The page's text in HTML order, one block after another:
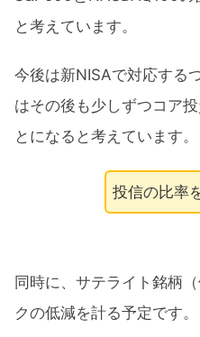
と考えています。
今後は新NISAで対応する
はその後も少しずつコア
とになると考えています。
投信の比率
同時に、サテライト銘柄
クの低減を計る予定です。